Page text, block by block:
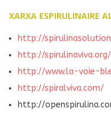
XARXA ESPIRULINAIRE
http://
http://spirulinaviva.org/
http://www.la-voie-
http://spiralviva.com/
http://